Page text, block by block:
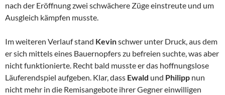
nach der Eröffnung zwei schwächere Züge einstreute und um
Ausgleich kämpfen musste.
Im weiteren Verlauf stand Kevinschwer unter Druck, aus dem
er sich mittels eines Bauernopfers zu befreien suchte, was aber
nicht funktionierte. Recht bald musste er das hoffnungslose
Läuferendspiel aufgeben. Klar, dass Ewald und Philipp nun
nicht mehr in die Remisangebote ihrer Gegner einwilligen